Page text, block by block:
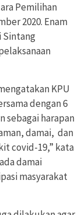
Pemilihan
2020. Enam
Sintang
KPU
dengan 6
sebagai harapan
damai, dan
covid-19,” kata
damai
masyarakat